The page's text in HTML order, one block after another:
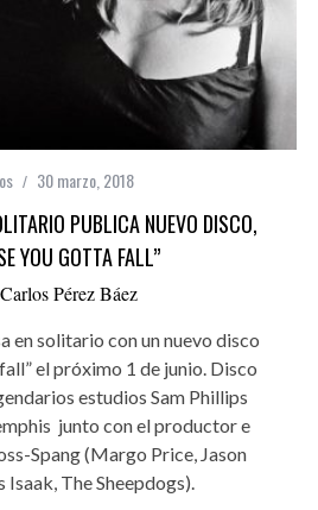
30 marzo, 2018
PUBLICA NUEVO DISCO,
YOU GOTTA FALL”
Carlos Pérez Báez
en solitario con un nuevo disco
el próximo 1 de junio. Disco
estudios Sam Phillips
junto con el productor e
Spang (Margo Price, Jason
Isaak, The Sheepdogs).